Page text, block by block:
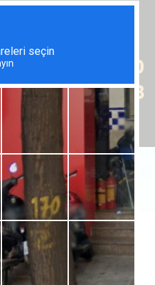
(539) 102 2000
(539) 102 2008
2+1